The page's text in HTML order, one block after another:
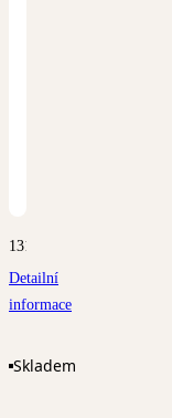
1318
Detailní
informace
Skladem